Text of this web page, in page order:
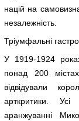
націй на
незалежність.
Тріумфальні
У 1919-1924
понад 200
відвідували
арткритики.
аранжуванні